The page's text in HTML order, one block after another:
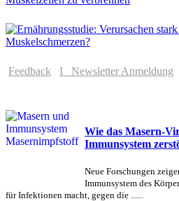
Feedback I Newsletter Anmeldung
Wie das Masern-
Immunsystem
Neue Forschungen
Immunsystem des
für Infektionen macht, gegen die ......